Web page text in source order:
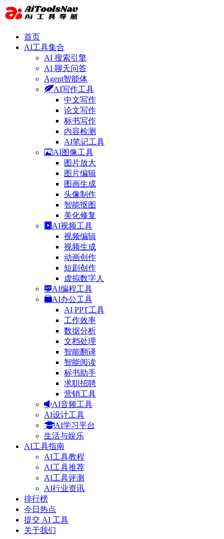
首页
AI工具集合
AI 搜索引擎
AI 聊天问答
Agent智能体
AI写作工具
中文写作
论文写作
标书写作
内容检测
AI笔记工具
AI图像工具
图片放大
图片编辑
图画生成
头像制作
智能抠图
美化修复
AI视频工具
视频编辑
视频生成
动画创作
短剧创作
虚拟数字人
AI编程工具
AI办公工具
AI PPT工具
工作效率
数据分析
文档处理
智能翻译
智能阅读
标书助手
求职招聘
营销工具
AI音频工具
AI设计工具
AI学习平台
生活与娱乐
AI工具指南
AI工具教程
AI工具推荐
AI工具评测
AI行业资讯
排行榜
今日热点
提交 AI 工具
关于我们